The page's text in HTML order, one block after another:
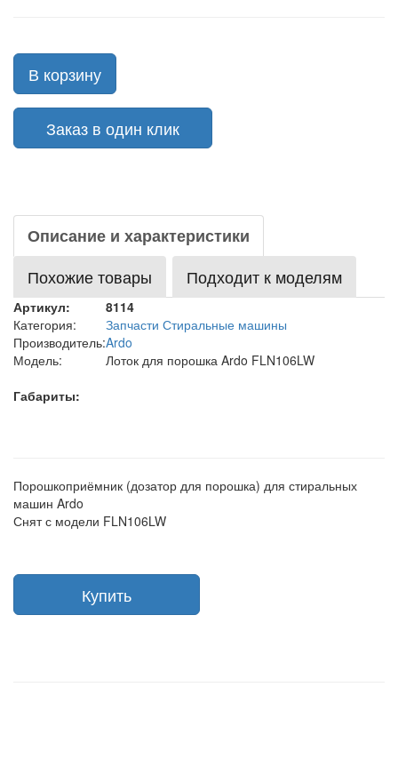
В корзину
Заказ в один клик
Описание и характеристики
Похожие товары
Подходит к моделям
Артикул:
8114
Категория:
Запчасти Стиральные машины
Производитель:Ardo
Модель:
Лоток для порошка Ardo FLN106LW
Габариты:
Порошкоприёмник (дозатор для порошка) для стиральных
машин Ardo
Снят с модели FLN106LW